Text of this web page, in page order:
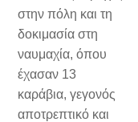
στην πόλη και τη
δοκιμασία στη
ναυμαχία, όπου
έχασαν 13
καράβια, γεγονός
αποτρεπτικό και